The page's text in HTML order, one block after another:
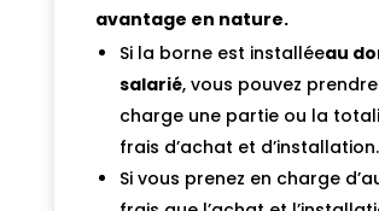
avantage en nature.
Si la borne est installéeau
salarié, vous pouvez
charge une partie ou la
frais d’achat et d’installation.
Si vous prenez en charge